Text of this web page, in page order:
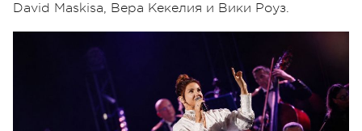
David Maskisa, Вера Кекелия и Вики Роуз.